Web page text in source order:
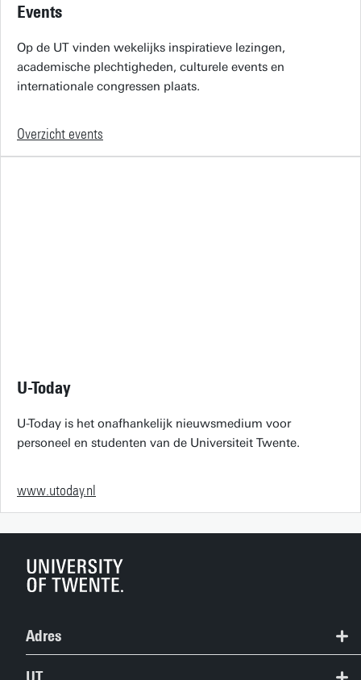
Events
Op de UT vinden wekelijks inspiratieve lezingen,
academische plechtigheden, culturele events en
internationale congressen plaats.
Overzicht events
U-Today
U-Today is het onafhankelijk nieuwsmedium voor
personeel en studenten van de Universiteit Twente.
www.utoday.nl
Adres
+31 53 489 9111